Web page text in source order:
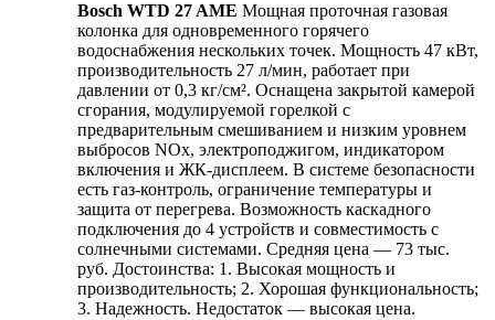
Bosch WTD 27 AME Мощная проточная газовая
колонка для одновременного горячего
водоснабжения нескольких точек. Мощность 47 кВт,
производительность 27 л/мин, работает при
давлении от 0,3 кг/см². Оснащена закрытой камерой
сгорания, модулируемой горелкой с
предварительным смешиванием и низким уровнем
выбросов NOx, электроподжигом, индикатором
включения и ЖК-дисплеем. В системе безопасности
есть газ-контроль, ограничение температуры и
защита от перегрева. Возможность каскадного
подключения до 4 устройств и совместимость с
солнечными системами. Средняя цена — 73 тыс.
руб. Достоинства: 1. Высокая мощность и
производительность; 2. Хорошая функциональность;
3. Надежность. Недостаток — высокая цена.